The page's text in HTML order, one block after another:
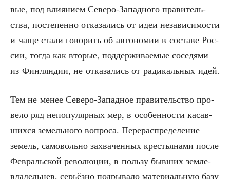
вые, под вли­я­ни­ем Севе­ро-Запад­но­го пра­ви­тель­
ства, посте­пен­но отка­за­лись от идеи неза­ви­си­мо­сти
и чаще ста­ли гово­рить об авто­но­мии в соста­ве Рос­
сии, тогда как вто­рые, под­дер­жи­ва­е­мые сосе­дя­ми
из Фин­лян­дии, не отка­за­лись от ради­каль­ных идей.
Тем не менее Севе­ро-Запад­ное пра­ви­тель­ство про­
ве­ло ряд непо­пу­ляр­ных мер, в осо­бен­но­сти касав­
ших­ся земель­но­го вопро­са. Пере­рас­пре­де­ле­ние
земель, само­воль­но захва­чен­ных кре­стья­на­ми после
Фев­раль­ской рево­лю­ции, в поль­зу быв­ших зем­ле­
вла­дель­цев, серьёз­но под­ры­ва­ло мате­ри­аль­ную базу